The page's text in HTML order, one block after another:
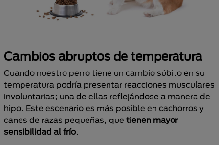
Cambios abruptos de temperatura
Cuando nuestro perro tiene un cambio súbito en su
temperatura podría presentar reacciones musculares
involuntarias; una de ellas reflejándose a manera de
hipo. Este escenario es más posible en cachorros y
canes de razas pequeñas, que tienen mayor
sensibilidad al frío.